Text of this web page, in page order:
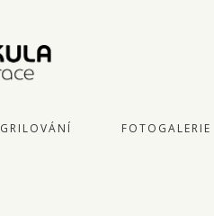
GRILOVÁNÍ FOTOGALERIE